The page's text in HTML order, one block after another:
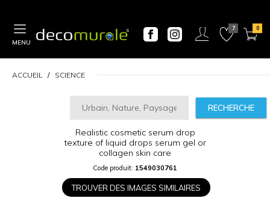
ACCUEIL SCIENCE
RECHERCHE
Realistic cosmetic serum drop
texture of liquid drops serum gel or
collagen skin care